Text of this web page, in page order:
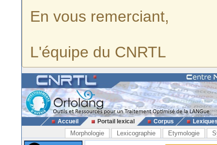
En vous remerciant,
L'équipe du CNRTL
Accueil Portail lexical Corpus
Morphologie Lexicographie Etymologie